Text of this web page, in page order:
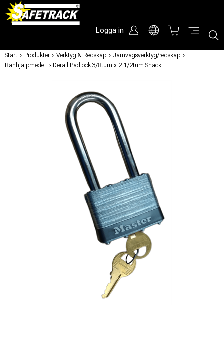
Logga in
Start / Produkter / Verktyg & Redskap / Järnvägsverktyg/redskap /
Banhjälpmedel
/ Derail Padlock 3/8tum x 2-1/2tum Shackl